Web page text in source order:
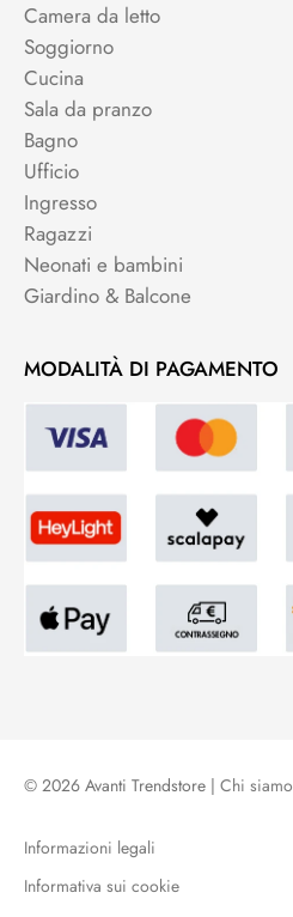
Camera da letto
Soggiorno
Cucina
Sala da pranzo
Bagno
Ufficio
Ingresso
Ragazzi
Neonati e bambini
Giardino & Balcone
MODALITÀ DI PAGAMENTO
© 2026 Avanti Trendstore | Chi siamo
Informazioni legali
Informativa sui cookie